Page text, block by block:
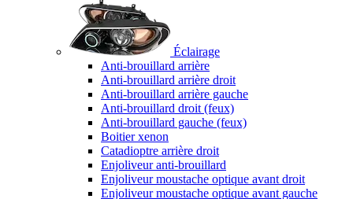
Éclairage
Anti-brouillard arrière
Anti-brouillard arrière droit
Anti-brouillard arrière gauche
Anti-brouillard droit (feux)
Anti-brouillard gauche (feux)
Boitier xenon
Catadioptre arrière droit
Enjoliveur anti-brouillard
Enjoliveur moustache optique avant droit
Enjoliveur moustache optique avant gauche